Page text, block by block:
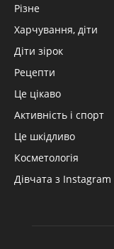
Різне
Харчування, діти
Діти зірок
Рецепти
Це цікаво
Активність і спорт
Це шкідливо
Косметологія
Дівчата з Instagram